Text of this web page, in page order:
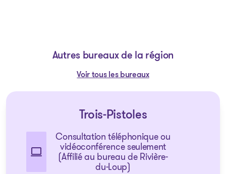
Autres bureaux de la région
Voir tous les bureaux
Trois-Pistoles
Consultation téléphonique ou
vidéoconférence seulement
(Affilié au bureau de Rivière-
du-Loup)